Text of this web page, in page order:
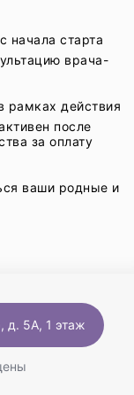
начала старта
врача-
рамках действия
после
за оплату
ваши родные и
д. 5А, 1 этаж